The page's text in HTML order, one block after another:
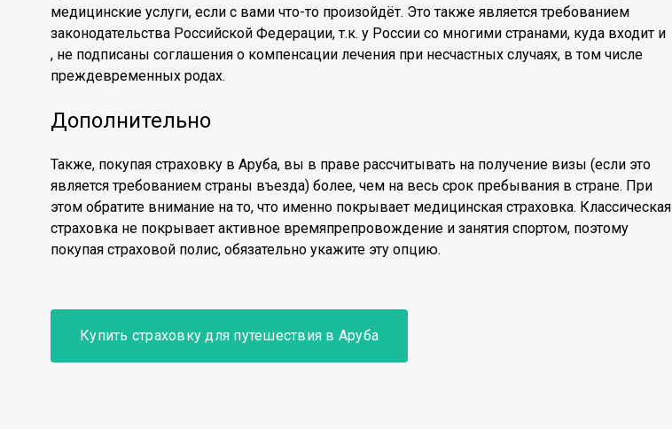
медицинские услуги, если с вами что-то произойдёт. Это также является требованием
законодательства Российской Федерации, т.к. у России со многими странами, куда входит и
, не подписаны соглашения о компенсации лечения при несчастных случаях, в том числе
преждевременных родах.
Дополнительно
Также, покупая страховку в Аруба, вы в праве рассчитывать на получение визы (если это
является требованием страны въезда) более, чем на весь срок пребывания в стране. При
этом обратите внимание на то, что именно покрывает медицинская страховка. Классическая
страховка не покрывает активное времяпрепровождение и занятия спортом, поэтому
покупая страховой полис, обязательно укажите эту опцию.
Купить страховку для путешествия в Аруба